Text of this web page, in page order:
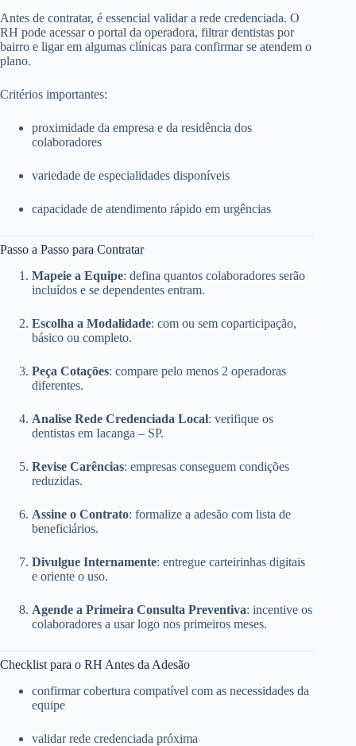
Antes de contratar, é essencial validar a rede credenciada. O
RH pode acessar o portal da operadora, filtrar dentistas por
bairro e ligar em algumas clínicas para confirmar se atendem o
plano.
Critérios importantes:
proximidade da empresa e da residência dos
colaboradores
variedade de especialidades disponíveis
capacidade de atendimento rápido em urgências
Passo a Passo para Contratar
Mapeie a Equipe: defina quantos colaboradores serão
incluídos e se dependentes entram.
Escolha a Modalidade: com ou sem coparticipação,
básico ou completo.
Peça Cotações: compare pelo menos 2 operadoras
diferentes.
Analise Rede Credenciada Local: verifique os
dentistas em Iacanga – SP.
Revise Carências: empresas conseguem condições
reduzidas.
Assine o Contrato: formalize a adesão com lista de
beneficiários.
Divulgue Internamente: entregue carteirinhas digitais
e oriente o uso.
Agende a Primeira Consulta Preventiva: incentive os
colaboradores a usar logo nos primeiros meses.
Checklist para o RH Antes da Adesão
confirmar cobertura compatível com as necessidades da
equipe
validar rede credenciada próxima